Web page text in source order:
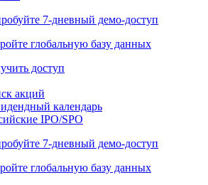
Pages
7-дневный
глобальную базу данных
доступ
акций
IPO/SPO